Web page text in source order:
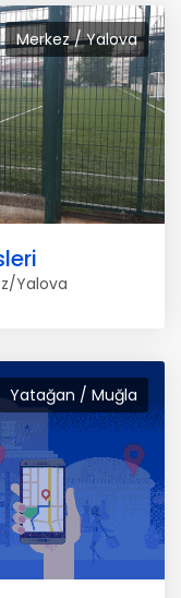
Merkez / Yalova
Yalova
Yatağan / Muğla